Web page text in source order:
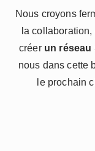
Nous croyons
la
créer un réseau
nous dans cette
le prochain